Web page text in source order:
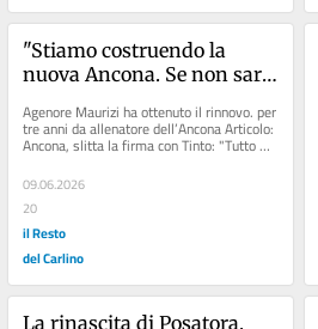
"Stiamo costruendo la
nuova Ancona. Se non sarà
Agenore Maurizi ha ottenuto il rinnovo. per
tre anni da allenatore dell’Ancona Articolo:
Ancona, slitta la firma con Tinto: "Tutto
09.06.2026
20
il Resto
del Carlino
La rinascita di Posatora.